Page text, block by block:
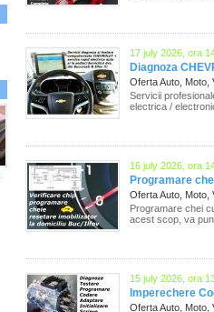
17 july 2026, ora
Diagnoza
Oferta Auto, Moto,
Servicii
electrica /
16 july 2026, ora
Programare
Oferta Auto, Moto,
Programare chei
acest scop, va
15 july 2026, ora
Imperechere
Oferta Auto, Moto,